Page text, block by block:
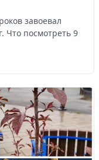
завоевал
Что посмотреть 9